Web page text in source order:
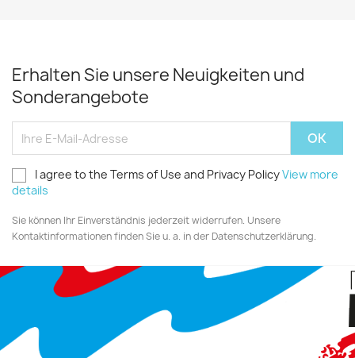
Erhalten Sie unsere Neuigkeiten und
Sonderangebote
I agree to the Terms of Use and Privacy PolicyView more
details
Sie können Ihr Einverständnis jederzeit widerrufen. Unsere
Kontaktinformationen finden Sie u. a. in der Datenschutzerklärung.